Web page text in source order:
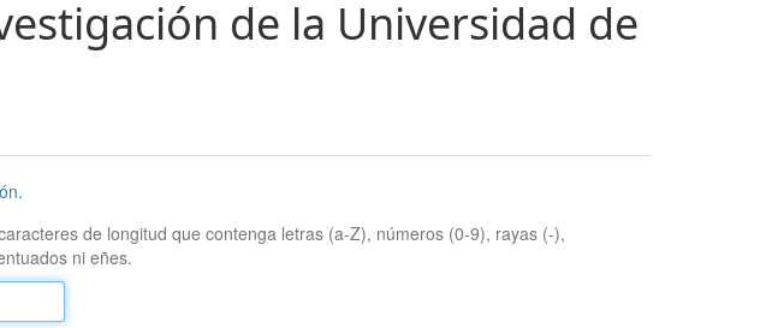
de la Universidad de
.
de longitud que contenga letras (a-Z), números (0-9), rayas (-),
ni eñes.